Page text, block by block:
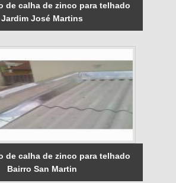
de calha de zinco para telhado
Jardim José Martins
de calha de zinco para telhado
Bairro San Martin